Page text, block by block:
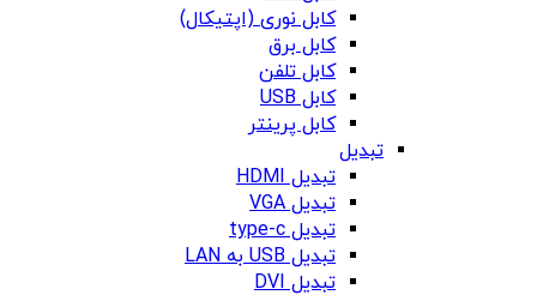
کابل نوری (اپتیکال)
کابل برق
کابل تلفن
کابل USB
کابل پرینتر
تبدیل
تبدیل HDMI
تبدیل VGA
تبدیل type-c
تبدیل USB به LAN
تبدیل DVI